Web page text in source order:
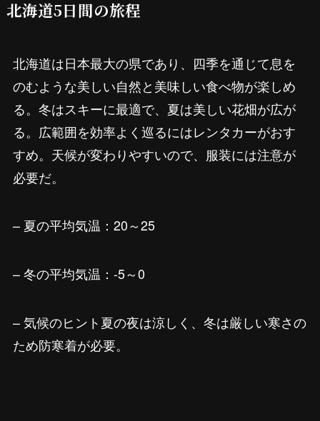
北海道5日間の旅程
北海道は日本最大の県であり、四季を通じて息を
のむような美しい自然と美味しい食べ物が楽しめ
る。冬はスキーに最適で、夏は美しい花畑が広が
る。広範囲を効率よく巡るにはレンタカーがおす
すめ。天候が変わりやすいので、服装には注意が
必要だ。
– 夏の平均気温：20～25
– 冬の平均気温：-5～0
– 気候のヒント夏の夜は涼しく、冬は厳しい寒さの
ため防寒着が必要。